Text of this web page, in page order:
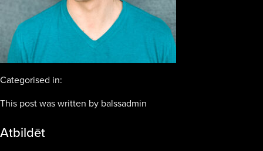
Categorised in:
This post was written by balssadmin
Atbildēt